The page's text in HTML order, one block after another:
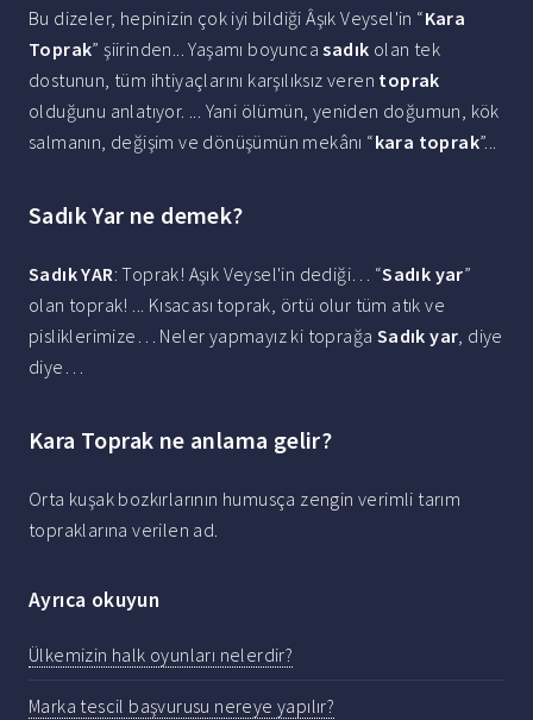
Bu dizeler, hepinizin çok iyi bildiği Âşık Veysel'in “Kara
Toprak” şiirinden... Yaşamı boyuncasadık olan tek
dostunun, tüm ihtiyaçlarını karşılıksız veren toprak
olduğunu anlatıyor. ... Yani ölümün, yeniden doğumun, kök
salmanın, değişim ve dönüşümün mekânı “kara toprak”...
Sadık Yar ne demek?
Sadık YAR: Toprak! Aşık Veysel'in dediği… “Sadık yar”
olan toprak! ... Kısacası toprak, örtü olur tüm atık ve
pisliklerimize… Neler yapmayız ki toprağa Sadık yar, diye
diye…
Kara Toprak ne anlama gelir?
Orta kuşak bozkırlarının humusça zengin verimli tarım
topraklarına verilen ad.
Ayrıca okuyun
Ülkemizin halk oyunları nelerdir?
Marka tescil başvurusu nereye yapılır?